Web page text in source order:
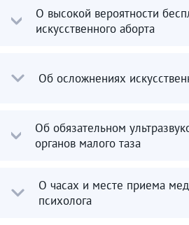
О высокой вероятности
искусственного аборта
Об осложнениях
Об обязательном
органов малого таза
О часах и месте приема
психолога